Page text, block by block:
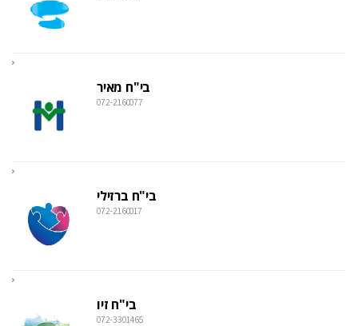
בי"ח מאיר
072-2160077
בי"ח ברזילי
072-2160017
בי"ח זיו
072-3301465